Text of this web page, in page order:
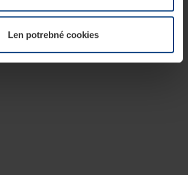
alebo odvolať vo vysvetlení cookie
Len potrebné cookies